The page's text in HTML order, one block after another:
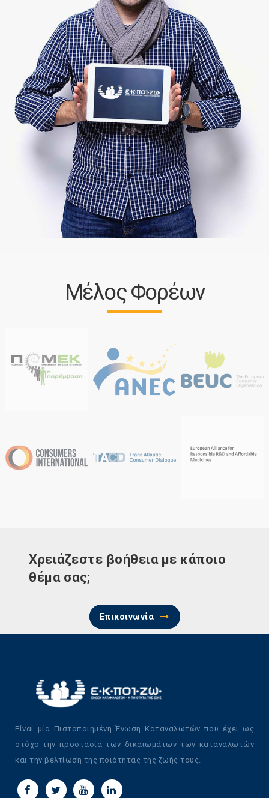
Μέλος Φορέων
Χρειάζεστε βοήθεια με κάποιο
θέμα σας;
Επικοινωνία
Είναι μία Πιστοποιημένη Ένωση Καταναλωτών που έχει ως
στόχο την προστασία των δικαιωμάτων των καταναλωτών
και την βελτίωση της ποιότητας της ζωής τους.